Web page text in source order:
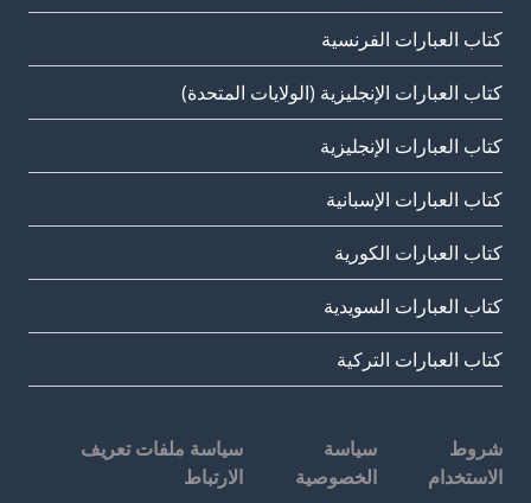
كتاب العبارات الفرنسية
كتاب العبارات الإنجليزية (الولايات المتحدة)
كتاب العبارات الإنجليزية
كتاب العبارات الإسبانية
كتاب العبارات الكورية
كتاب العبارات السويدية
كتاب العبارات التركية
شروط
الاستخدام
سياسة
الخصوصية
سياسة ملفات تعريف
الارتباط